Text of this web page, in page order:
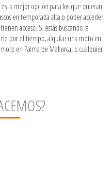
es la mejor opción para los que quieran
en temporada alta o poder acceder
acceso. Si estás buscando la
por el tiempo, alquilar una moto en
en Palma de Mallorca, o cualquier